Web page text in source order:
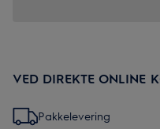
VED DIREKTE ONLINE
Pakkelevering